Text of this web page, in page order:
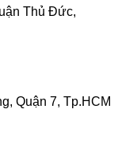
Thủ Đức,
Quận 7, Tp.HCM